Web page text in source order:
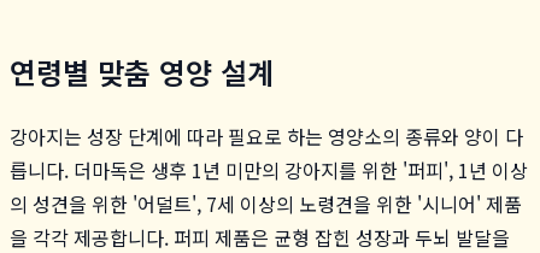
연령별 맞춤 영양 설계
강아지는 성장 단계에 따라 필요로 하는 영양소의 종류와 양이 다
릅니다. 더마독은 생후 1년 미만의 강아지를 위한 '퍼피', 1년 이상
의 성견을 위한 '어덜트', 7세 이상의 노령견을 위한 '시니어' 제품
을 각각 제공합니다. 퍼피 제품은 균형 잡힌 성장과 두뇌 발달을